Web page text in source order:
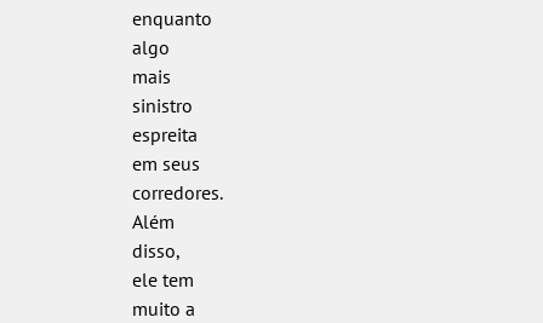
enquanto
algo
mais
sinistro
espreita
em seus
corredores.
Além
disso,
ele tem
muito a